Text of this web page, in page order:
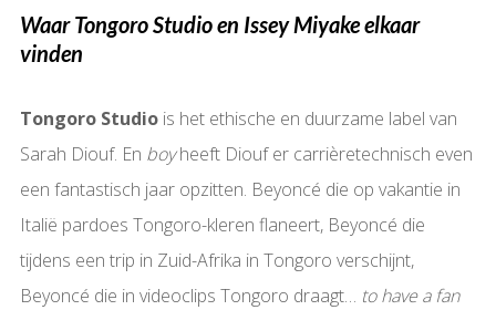
Waar Tongoro Studio en Issey Miyake elkaar
vinden
Tongoro Studiois het ethische en duurzame label van
Sarah Diouf. En boyheeft Diouf er carrièretechnisch even
een fantastisch jaar opzitten. Beyoncé die op vakantie in
Italië pardoes Tongoro-kleren flaneert, Beyoncé die
tijdens een trip in Zuid-Afrika in Tongoro verschijnt,
Beyoncé die in videoclips Tongoro draagt… to have a fan